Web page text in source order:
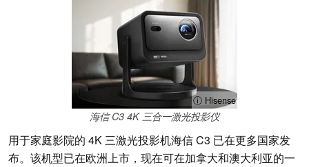
ⓘ Hisense
海信 C3 4K 三合一激光投影仪
用于家庭影院的 4K 三激光投影机海信 C3 已在更多国家发
布。该机型已在欧洲上市，现在可在加拿大和澳大利亚的一